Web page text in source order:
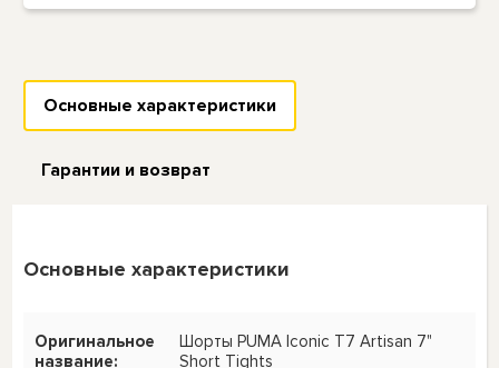
Основные характеристики
Гарантии и возврат
Основные характеристики
Оригинальное
название:
Шорты PUMA Iconic T7 Artisan 7"
Short Tights